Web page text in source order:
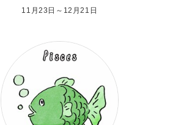
11月23日～12月21日